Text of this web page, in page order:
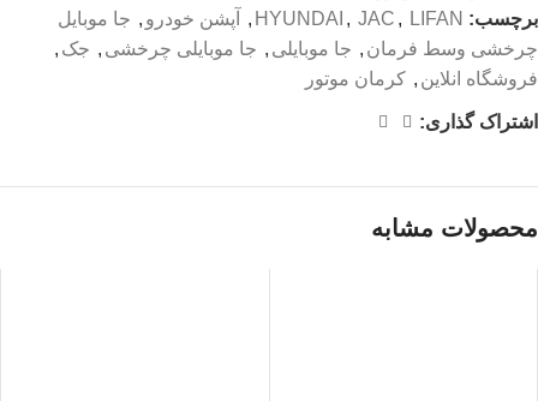
برچسب:
HYUNDAI , JAC , LIFAN
, آپشن خودرو , جا موبایل
چرخشی وسط فرمان , جا موبایلی , جا موبایلی چرخشی , جک ,
فروشگاه انلاین , کرمان موتور
اشتراک گذاری:
محصولات مشابه